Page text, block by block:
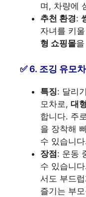
며, 차량에
추천 환경:
자녀를 키
형 쇼핑몰
6. 조깅 유모차
특징: 달리
모차로, 대
합니다. 주
을 장착해
수 있습니
장점 : 운동
수 있습니
서도 부드
즐기는 부